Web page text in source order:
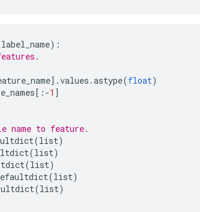
label_name):
].values .astype(float)
[:-1 ]
name to feature.
(list)
(list)
(list)
(list)
(list)